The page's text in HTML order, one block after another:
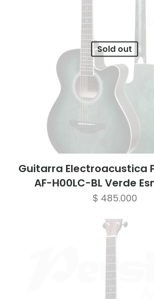
Sold out
Guitarra Electroacustica
AF-H00LC-BL Verde
$ 485.000